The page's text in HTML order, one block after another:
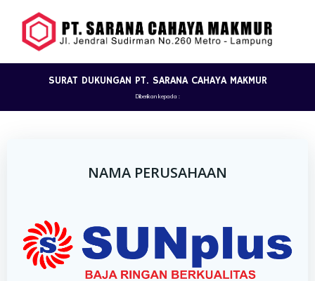
to
content
SURAT DUKUNGAN PT. SARANA CAHAYA MAKMUR
Diberikan kepada :
NAMA PERUSAHAAN